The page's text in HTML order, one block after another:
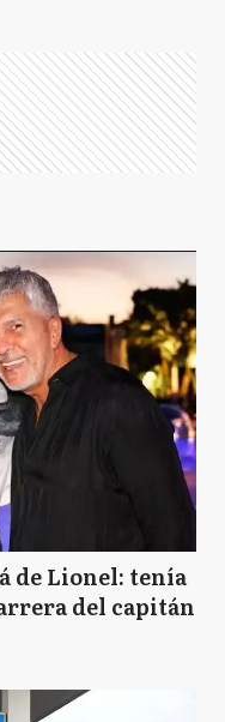
de Lionel: tenía
del capitán